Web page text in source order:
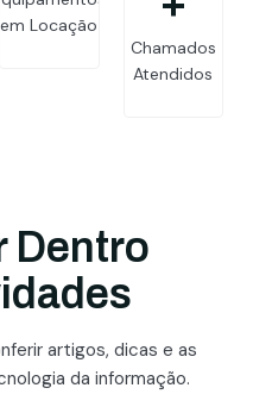
em Locação
Chamados
Atendidos
Dentro
artigos, dicas e as
da informação.